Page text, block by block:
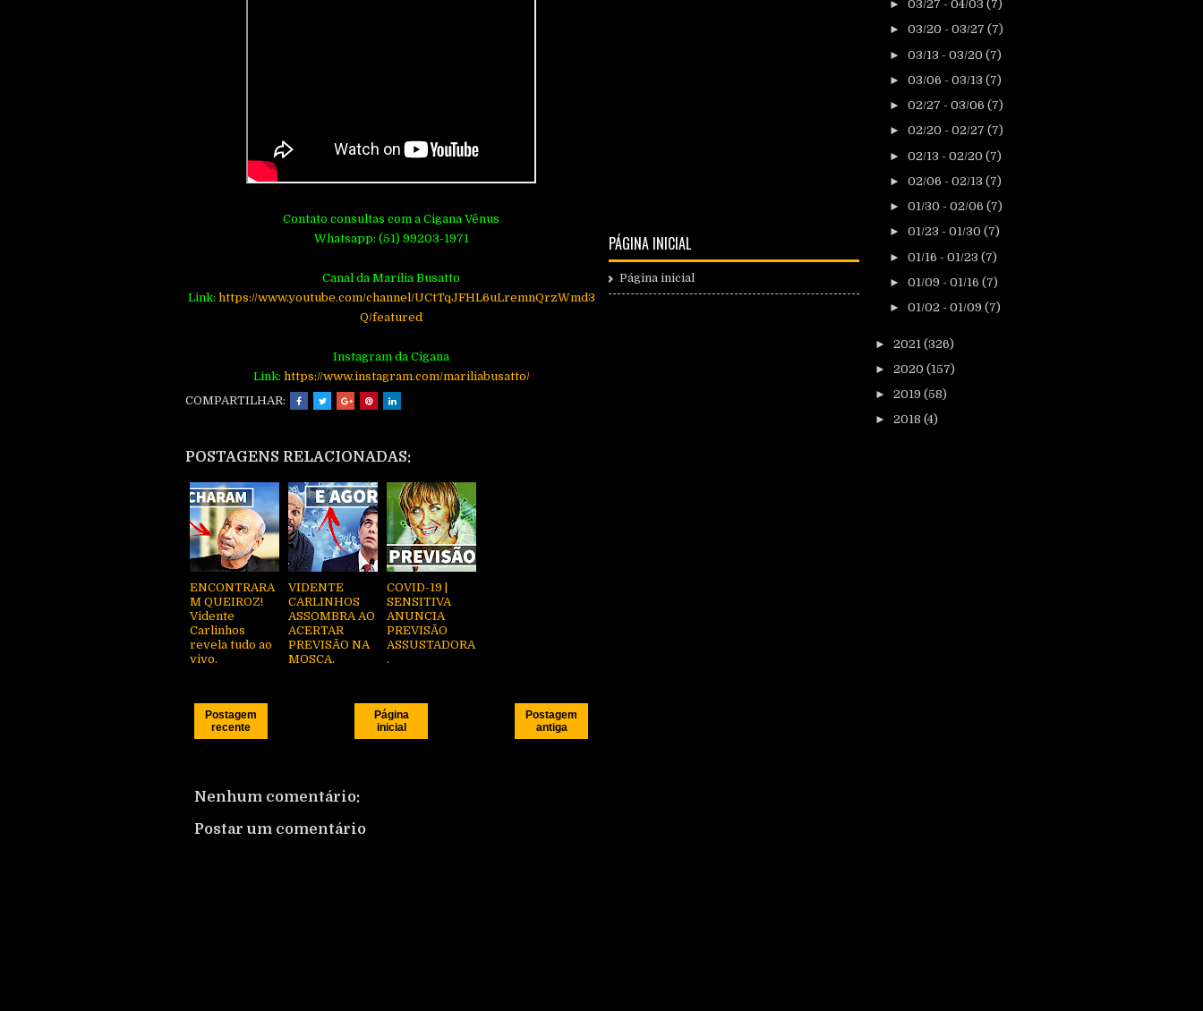
Contato consultas com a Cigana Vênus
Whatsapp: (51) 99203-1971
Canal da Marília Busatto
Link: https://www.youtube.com/channel/UCtTqJFHL6uLremnQrzWmd3
Q/featured
Instagram da Cigana
Link: https://www.instagram.com/mariliabusatto/
COMPARTILHAR:
POSTAGENS RELACIONADAS:
ENCONTRARA
M QUEIROZ!
Vidente
Carlinhos
revela tudo ao
vivo.
VIDENTE
CARLINHOS
ASSOMBRA AO
ACERTAR
PREVISÃO NA
MOSCA.
COVID-19 |
SENSITIVA
ANUNCIA
PREVISÃO
ASSUSTADORA
.
Postagem
recente
Postagem
antiga
Página
inicial
Nenhum comentário:
Postar um comentário
PÁGINA INICIAL
Página inicial
► 03/27 - 04/03 (7)
► 03/20 - 03/27 (7)
► 03/13 - 03/20 (7)
► 03/06 - 03/13 (7)
► 02/27 - 03/06 (7)
► 02/20 - 02/27 (7)
► 02/13 - 02/20 (7)
► 02/06 - 02/13 (7)
► 01/30 - 02/06 (7)
► 01/23 - 01/30 (7)
► 01/16 - 01/23 (7)
► 01/09 - 01/16 (7)
► 01/02 - 01/09 (7)
► 2021 (326)
► 2020 (157)
► 2019 (58)
► 2018 (4)